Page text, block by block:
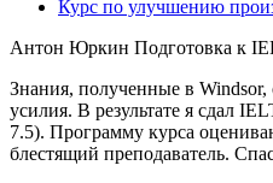
Курс по улучшению
Антон Юркин Подготовка к
Знания, полученные в
усилия. В результате я сдал
7.5). Программу курса
блестящий преподаватель.